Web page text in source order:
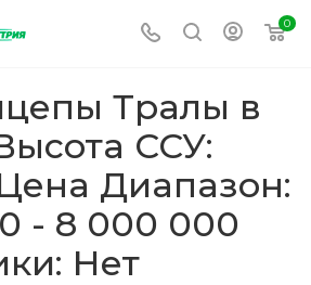
0
Тралы в
ССУ:
Диапазон:
- 8 000 000
Нет